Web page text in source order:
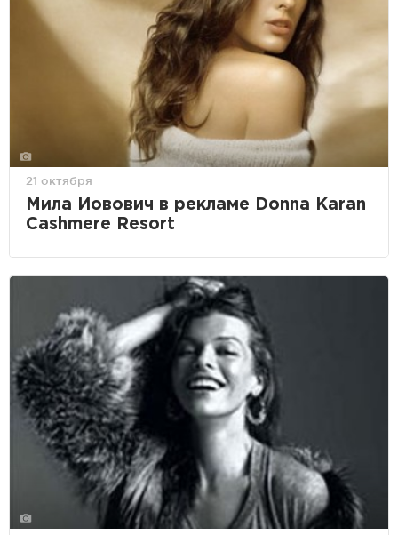
21 октября
Мила Йовович в рекламе Donna Karan
Cashmere Resort